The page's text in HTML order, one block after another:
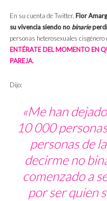
En su cuenta de Twitter, Flor
su vivencia siendo no binarie
personas heterosexuales cisgénero
ENTÉRATE DEL MOMENTO EN
PAREJA.
Dijo:
«Me han
10 000
personas de
decirme no
comenzado a
por ser quien